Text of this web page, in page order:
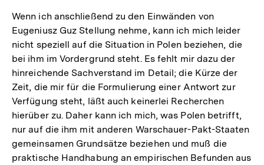
Wenn ich anschließend zu den Einwänden von
Eugeniusz Guz Stellung nehme, kann ich mich leider
nicht speziell auf die Situation in Polen beziehen, die
bei ihm im Vordergrund steht. Es fehlt mir dazu der
hinreichende Sachverstand im Detail; die Kürze der
Zeit, die mir für die Formulierung einer Antwort zur
Verfügung steht, läßt auch keinerlei Recherchen
hierüber zu. Daher kann ich mich, was Polen betrifft,
nur auf die ihm mit anderen Warschauer-Pakt-Staaten
gemeinsamen Grundsätze beziehen und muß die
praktische Handhabung an empirischen Befunden aus